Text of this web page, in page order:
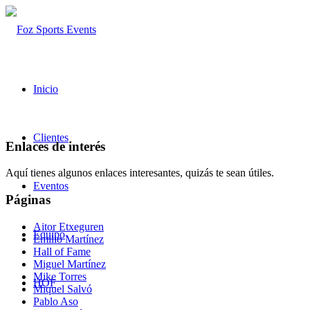
Inicio
Clientes
Eventos
Equipo
HOF
Enlaces de interés
Aquí tienes algunos enlaces interesantes, quizás te sean útiles.
Páginas
Aitor Etxeguren
Emilio Martínez
Hall of Fame
Miguel Martínez
Mike Torres
Miquel Salvó
Pablo Aso